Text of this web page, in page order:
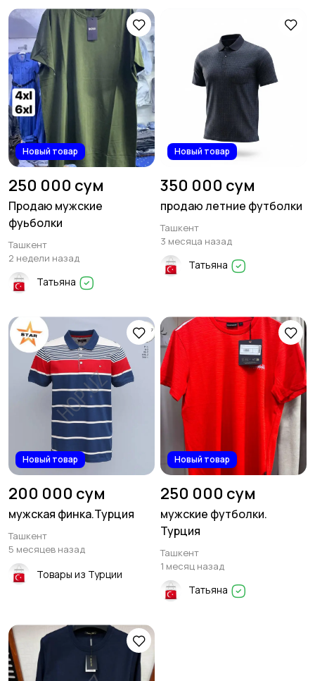
Новый товар
250 000 сум
Продаю мужские
фуьболки
Ташкент
2 недели назад
Татьяна
Новый товар
350 000 сум
продаю летние футболки
Ташкент
3 месяца назад
Татьяна
Новый товар
200 000 сум
мужская финка.Турция
Ташкент
5 месяцев назад
Товары из Турции
Новый товар
250 000 сум
мужские футболки.
Турция
Ташкент
1 месяц назад
Татьяна